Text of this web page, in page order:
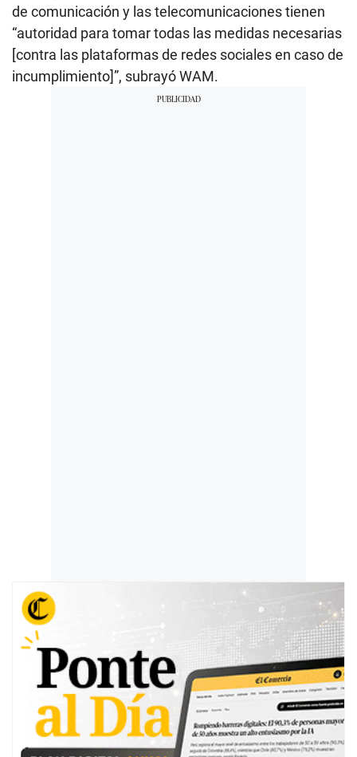
de comunicación y las telecomunicaciones tienen
“autoridad para tomar todas las medidas necesarias
[contra las plataformas de redes sociales en caso de
incumplimiento]”, subrayó WAM.